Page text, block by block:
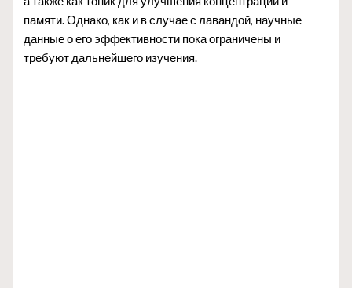
памяти. Однако, как и в случае с лавандой, научные
данные о его эффективности пока ограничены и
требуют дальнейшего изучения.